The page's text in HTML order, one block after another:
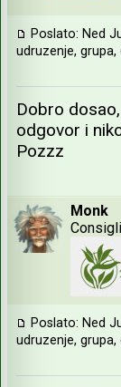
Poslato: Ned
udruzenje, grupa,
Dobro
odgovor i
Pozzz
Monk
Poslato: Ned
udruzenje, grupa,